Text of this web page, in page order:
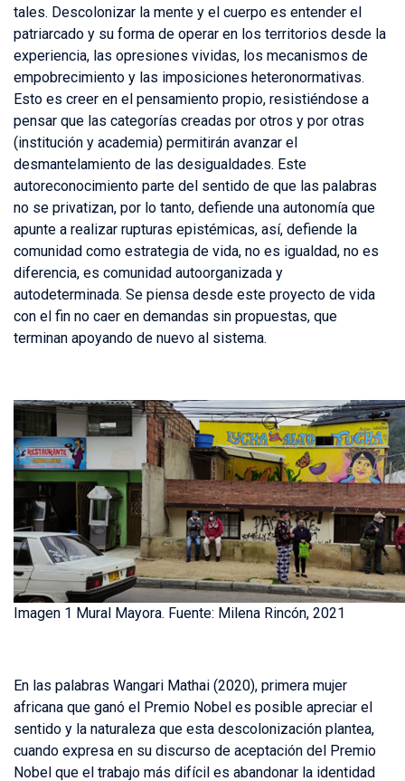
tales. Descolonizar la mente y el cuerpo es entender el
patriarcado y su forma de operar en los territorios desde la
experiencia, las opresiones vividas, los mecanismos de
empobrecimiento y las imposiciones heteronormativas.
Esto es creer en el pensamiento propio, resistiéndose a
pensar que las categorías creadas por otros y por otras
(institución y academia) permitirán avanzar el
desmantelamiento de las desigualdades. Este
autoreconocimiento parte del sentido de que las palabras
no se privatizan, por lo tanto, defiende una autonomía que
apunte a realizar rupturas epistémicas, así, defiende la
comunidad como estrategia de vida, no es igualdad, no es
diferencia, es comunidad autoorganizada y
autodeterminada. Se piensa desde este proyecto de vida
con el fin no caer en demandas sin propuestas, que
terminan apoyando de nuevo al sistema.
Imagen 1 Mural Mayora. Fuente: Milena Rincón, 2021
En las palabras Wangari Mathai (2020), primera mujer
africana que ganó el Premio Nobel es posible apreciar el
sentido y la naturaleza que esta descolonización plantea,
cuando expresa en su discurso de aceptación del Premio
Nobel que el trabajo más difícil es abandonar la identidad